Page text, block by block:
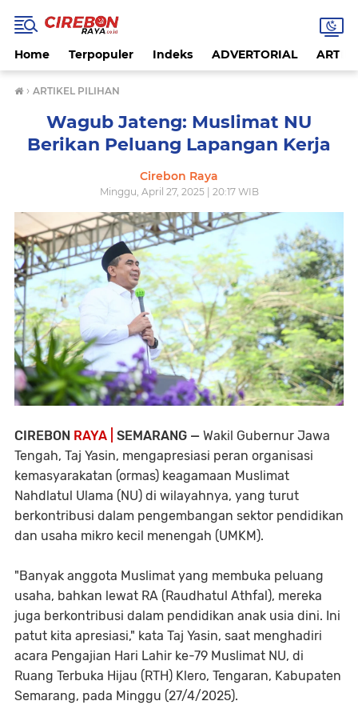
Home Terpopuler Indeks ADVERTORIAL
› ARTIKEL PILIHAN
Wagub Jateng: Muslimat NU
Berikan Peluang Lapangan Kerja
Cirebon Raya
Minggu, April 27, 2025 | 20:17 WIB
CIREBON RAYA | SEMARANG — Wakil Gubernur Jawa
Tengah, Taj Yasin, mengapresiasi peran organisasi
kemasyarakatan (ormas) keagamaan Muslimat
Nahdlatul Ulama (NU) di wilayahnya, yang turut
berkontribusi dalam pengembangan sektor pendidikan
dan usaha mikro kecil menengah (UMKM).
"Banyak anggota Muslimat yang membuka peluang
usaha, bahkan lewat RA (Raudhatul Athfal), mereka
juga berkontribusi dalam pendidikan anak usia dini. Ini
patut kita apresiasi," kata Taj Yasin, saat menghadiri
acara Pengajian Hari Lahir ke-79 Muslimat NU, di
Ruang Terbuka Hijau (RTH) Klero, Tengaran, Kabupaten
Semarang, pada Minggu (27/4/2025).